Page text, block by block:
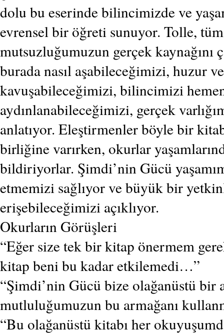
dolu bu eserinde bilincimizde ve
evrensel bir öğreti sunuyor. Tolle, tüm
mutsuzluğumuzun gerçek
burada nasıl aşabileceğimizi, huzur
kavuşabileceğimizi, bilincimizi
aydınlanabileceğimizi, gerçek
anlatıyor. Eleştirmenler böyle bir
birliğine varırken, okurlar
bildiriyorlar. Şimdi’nin Gücü
etmemizi sağlıyor ve büyük bir
erişebileceğimizi açıklıyor.
Okurların Görüşleri
“Eğer size tek bir kitap önermem
kitap beni bu kadar etkilemedi…”
“Şimdi’nin Gücü bize olağanüstü
mutluluğumuzun bu armağanı
“Bu olağanüstü kitabı her